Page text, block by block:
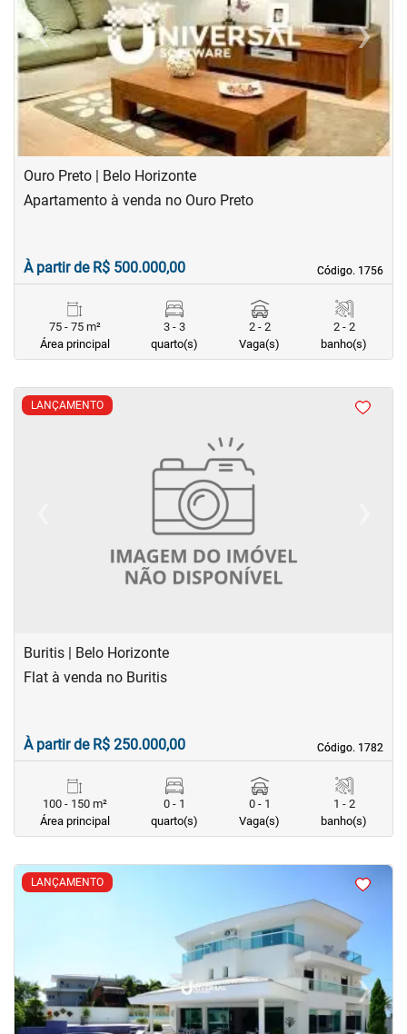
‹Previous ›Next
Ouro Preto | Belo Horizonte
Código. 1756
Código. 1756
Apartamento à venda no Ouro Preto
À partir de R$ 500.000,00
75 - 75 m²
Área principal
3 - 3
quarto(s)
2 - 2
Vaga(s)
2 - 2
banho(s)
LANÇAMENTO
Buritis | Belo Horizonte
Código. 1782
Código. 1782
Flat à venda no Buritis
À partir de R$ 250.000,00
100 - 150 m²
Área principal
0 - 1
quarto(s)
0 - 1
Vaga(s)
1 - 2
banho(s)
LANÇAMENTO
<<<
‹Previous ›Next